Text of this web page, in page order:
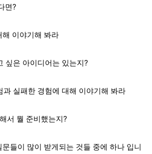
면?
해 이야기해 봐라
싶은 아이디어는 있는지?
과 실패한 경험에 대해 이야기해 봐라
서 뭘 준비했는지?
들이 많이 받게되는 것들 중에 하나 입니